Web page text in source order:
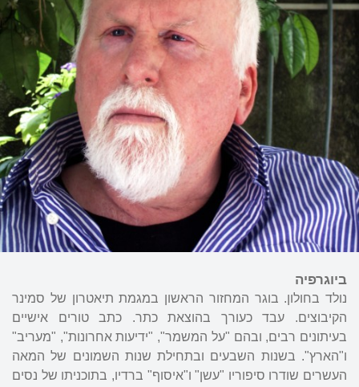
ביוגרפיה
נולד בחולון. בוגר המחזור הראשון במגמת תיאטרון של סמינר
הקיבוצים. עבד כעורך בהוצאת כתר. כתב טורים אישיים
בעיתונים רבים, ובהם "על המשמר", "ידיעות אחרונות", "מעריב"
ו"הארץ". בשנות השבעים ובתחילת שנות השמונים של המאה
העשרים שודרו סיפוריו "עשן" ו"איסוף" ברדיו, בתוכניתו של נסים